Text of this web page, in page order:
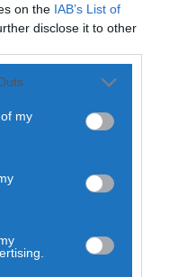
on the IAB’s List of
disclose it to other
my
Santo André
na Assembleia de
sensível que
se tratar de uma das
funções a tempo
votos contra do PSD e
do PRS — partido que
a aprovação das